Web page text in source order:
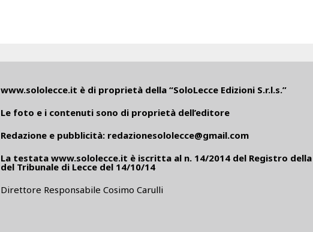
www.sololecce.it è di proprietà della “SoloLecce Edizioni S.r.l.s.”
Le foto e i contenuti sono di proprietà dell’editore
Redazione e pubblicità: redazionesololecce@gmail.com
La testata www.sololecce.it è iscritta al n. 14/2014 del Registro
del Tribunale di Lecce del 14/10/14
Direttore Responsabile Cosimo Carulli